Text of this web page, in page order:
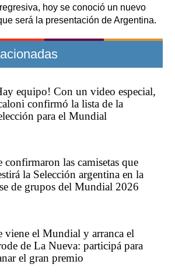
hoy se conoció un nuevo
será la presentación de Argentina.
equipo! Con un video especial,
confirmó la lista de la
para el Mundial
confirmaron las camisetas que
la Selección argentina en la
de grupos del Mundial 2026
viene el Mundial y arranca el
de La Nueva: participá para
el gran premio